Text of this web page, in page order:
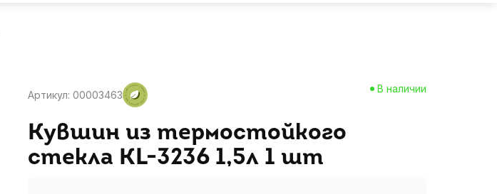
Артикул: 00003463
В наличии
Кувшин из термостойкого
стекла KL-3236 1,5л 1 шт